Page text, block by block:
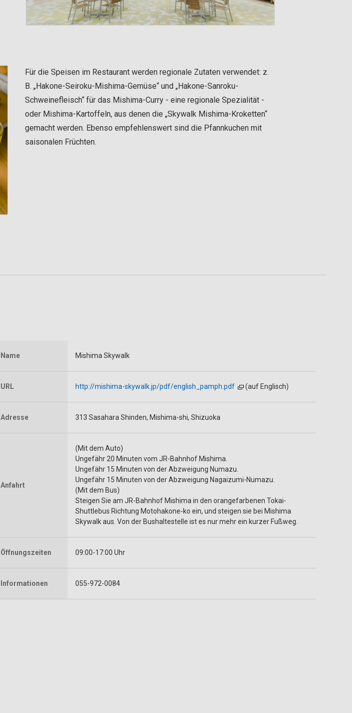
Für die Speisen im Restaurant werden regionale Zutaten verwendet: z.
B. „Hakone-Seiroku-Mishima-Gemüse“ und „Hakone-Sanroku-
Schweinefleisch“ für das Mishima-Curry - eine regionale Spezialität -
oder Mishima-Kartoffeln, aus denen die „Skywalk Mishima-Kroketten“
gemacht werden. Ebenso empfehlenswert sind die Pfannkuchen mit
saisonalen Früchten.
Name Mishima Skywalk
URL http://mishima-skywalk.jp/pdf/english_pamph.pdf (auf Englisch)
Adresse 313 Sasahara Shinden, Mishima-shi, Shizuoka
Anfahrt
(Mit dem Auto)
Ungefähr 20 Minuten vom JR-Bahnhof Mishima.
Ungefähr 15 Minuten von der Abzweigung Numazu.
Ungefähr 15 Minuten von der Abzweigung Nagaizumi-Numazu.
(Mit dem Bus)
Steigen Sie am JR-Bahnhof Mishima in den orangefarbenen Tokai-
Shuttlebus Richtung Motohakone-ko ein, und steigen sie bei Mishima
Skywalk aus. Von der Bushaltestelle ist es nur mehr ein kurzer Fußweg.
Öffnungszeiten 09:00-17:00 Uhr
Informationen 055-972-0084